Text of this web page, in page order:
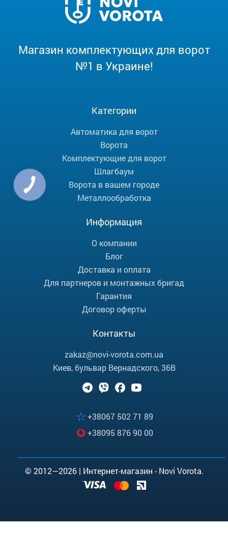
Магазин комплектующих для ворот
№1 в Украине!
Категории
Автоматика для ворот
Ворота
Комплектующие для ворот
Шлагбаум
Ворота в вашем городе
Металлообработка
Информация
О компании
Блог
Доставка и оплата
Для партнеров и монтажных бригад
Гарантия
Договор оферты
Контакты
zakaz@novi-vorota.com.ua
Киев, бульвар Вернадского, 36В
+38067 502 71 89
+38095 876 90 00
© 2012—2026 | Интернет-магазин - Novi Vorota.